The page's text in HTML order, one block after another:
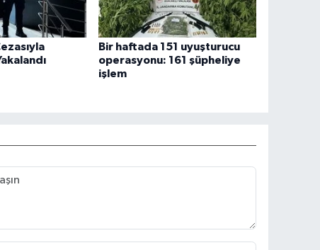
Bir haftada 151 uyuşturucu
operasyonu: 161 şüpheliye
işlem